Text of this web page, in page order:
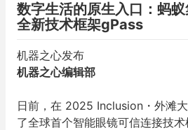
数字生活的原生入口：蚂
全新技术框架gPass
机器之心发布
机器之心编辑部
日前，在 2025 Inclusion・外滩
了全球首个智能眼镜可信连接技